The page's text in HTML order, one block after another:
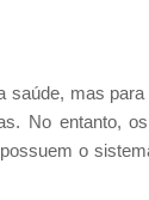
mas
No entanto,
o